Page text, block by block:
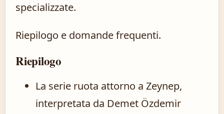
specializzate.
Riepilogo e domande frequenti.
Riepilogo
La serie ruota attorno a Zeynep,
interpretata da Demet Özdemir